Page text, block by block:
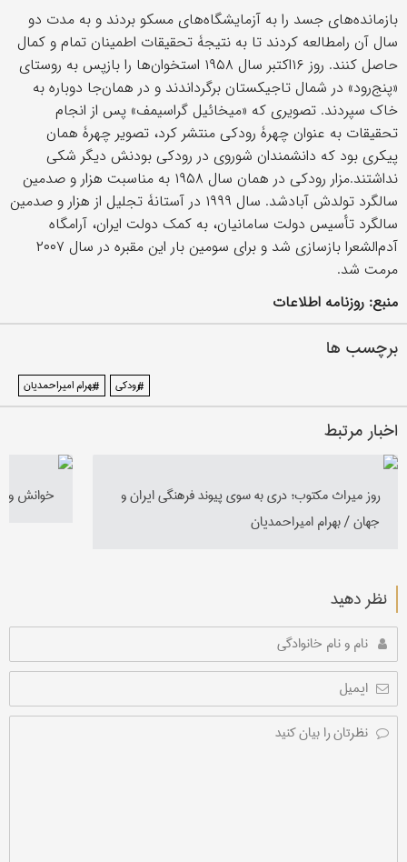
بازمانده‌های جسد را به آزمایشگاه‌های مسکو بردند و به مدت دو
سال آن رامطالعه کردند تا به نتیجۀ تحقیقات اطمینان تمام و کمال
حاصل کنند. روز ۱۶اکتبر سال ۱۹۵۸ استخوان‌ها را بازپس به روستای
«پنج‌رود» در شمال تاجیکستان برگرداندند و در همان‌جا دوباره به
خاک سپردند. تصویری که «میخائیل گراسیمف» پس از انجام
تحقیقات به عنوان چهرۀ رودکی منتشر کرد، تصویر چهرۀ همان
پیکری بود که دانشمندان شوروی در رودکی بودنش دیگر شکی
نداشتند.مزار رودکی در همان سال ۱۹۵۸ به مناسبت هزار و صدمین
سالگرد تولدش آبادشد. سال ۱۹۹۹ در آستانۀ تجلیل از هزار و صدمین
سالگرد تأسیس دولت سامانیان، به کمک دولت ایران، آرامگاه
آدم‌الشعرا بازسازی شد و برای سومین بار این مقبره در سال ۲۰۰۷
مرمت شد.
منبع: روزنامه اطلاعات
برچسب ها
#رودکی #بهرام امیراحمدیان
اخبار مرتبط
روز میراث مکتوب؛ دری به سوی پیوند فرهنگی ایران و
جهان / بهرام امیراحمدیان
خوانش و
نظر دهید